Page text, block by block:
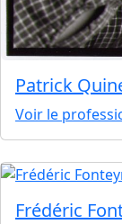
Patrick
Voir le
Frédéric